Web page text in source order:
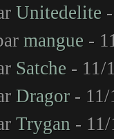
Unitedelite
mangue -
Satche - 11/
Dragor -
Trygan -